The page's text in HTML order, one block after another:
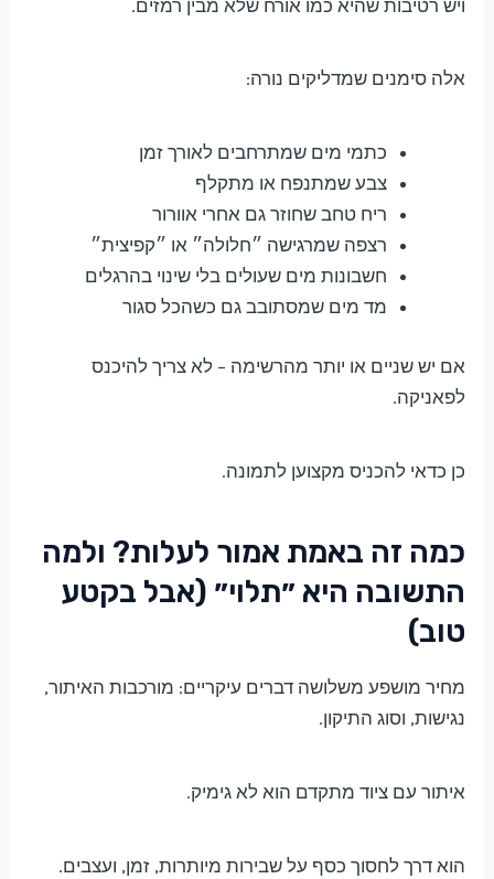
ויש רטיבות שהיא כמו אורח שלא מבין רמזים.
אלה סימנים שמדליקים נורה:
כתמי מים שמתרחבים לאורך זמן
צבע שמתנפח או מתקלף
ריח טחב שחוזר גם אחרי אוורור
רצפה שמרגישה ״חלולה״ או ״קפיצית״
חשבונות מים שעולים בלי שינוי בהרגלים
מד מים שמסתובב גם כשהכל סגור
אם יש שניים או יותר מהרשימה – לא צריך להיכנס
לפאניקה.
כן כדאי להכניס מקצוען לתמונה.
כמה זה באמת אמור לעלות? ולמה
התשובה היא ״תלוי״ (אבל בקטע
טוב)
מחיר מושפע משלושה דברים עיקריים: מורכבות האיתור,
נגישות, וסוג התיקון.
איתור עם ציוד מתקדם הוא לא גימיק.
הוא דרך לחסוך כסף על שבירות מיותרות, זמן, ועצבים.